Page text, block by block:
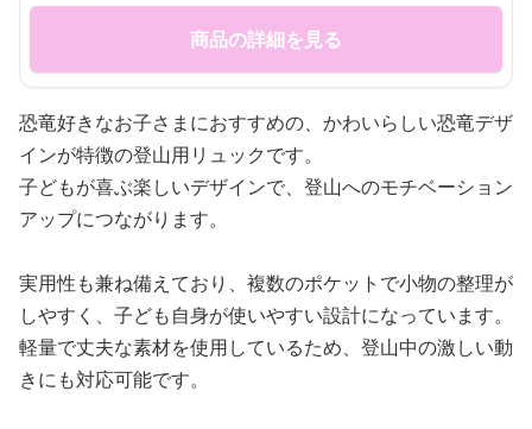
商品の詳細を見る
恐竜好きなお子さまにおすすめの、かわいらしい恐竜デザ
インが特徴の登山用リュックです。
子どもが喜ぶ楽しいデザインで、登山へのモチベーション
アップにつながります。
実用性も兼ね備えており、複数のポケットで小物の整理が
しやすく、子ども自身が使いやすい設計になっています。
軽量で丈夫な素材を使用しているため、登山中の激しい動
きにも対応可能です。